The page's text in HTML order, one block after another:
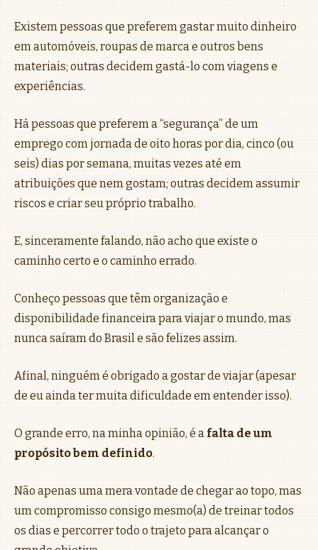
Existem pessoas que preferem gastar muito dinheiro
em automóveis, roupas de marca e outros bens
materiais; outras decidem gastá-lo com viagens e
experiências.
Há pessoas que preferem a “segurança” de um
emprego com jornada de oito horas por dia, cinco (ou
seis) dias por semana, muitas vezes até em
atribuições que nem gostam; outras decidem assumir
riscos e criar seu próprio trabalho.
E, sinceramente falando, não acho que existe o
caminho certo e o caminho errado.
Conheço pessoas que têm organização e
disponibilidade financeira para viajar o mundo, mas
nunca saíram do Brasil e são felizes assim.
Afinal, ninguém é obrigado a gostar de viajar (apesar
de eu ainda ter muita dificuldade em entender isso).
O grande erro, na minha opinião, é a falta de um
propósito bem definido.
Não apenas uma mera vontade de chegar ao topo, mas
um compromisso consigo mesmo(a) de treinar todos
os dias e percorrer todo o trajeto para alcançar o